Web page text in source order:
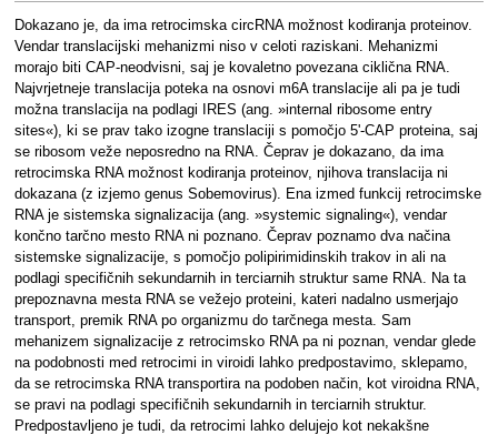
Dokazano je, da ima retrocimska circRNA možnost kodiranja proteinov.
Vendar translacijski mehanizmi niso v celoti raziskani. Mehanizmi
morajo biti CAP-neodvisni, saj je kovaletno povezana ciklična RNA.
Najvrjetneje translacija poteka na osnovi m6A translacije ali pa je tudi
možna translacija na podlagi IRES (ang. »internal ribosome entry
sites«), ki se prav tako izogne translaciji s pomočjo 5'-CAP proteina, saj
se ribosom veže neposredno na RNA. Čeprav je dokazano, da ima
retrocimska RNA možnost kodiranja proteinov, njihova translacija ni
dokazana (z izjemo genus Sobemovirus). Ena izmed funkcij retrocimske
RNA je sistemska signalizacija (ang. »systemic signaling«), vendar
končno tarčno mesto RNA ni poznano. Čeprav poznamo dva načina
sistemske signalizacije, s pomočjo polipirimidinskih trakov in ali na
podlagi specifičnih sekundarnih in terciarnih struktur same RNA. Na ta
prepoznavna mesta RNA se vežejo proteini, kateri nadalno usmerjajo
transport, premik RNA po organizmu do tarčnega mesta. Sam
mehanizem signalizacije z retrocimsko RNA pa ni poznan, vendar glede
na podobnosti med retrocimi in viroidi lahko predpostavimo, sklepamo,
da se retrocimska RNA transportira na podoben način, kot viroidna RNA,
se pravi na podlagi specifičnih sekundarnih in terciarnih struktur.
Predpostavljeno je tudi, da retrocimi lahko delujejo kot nekakšne